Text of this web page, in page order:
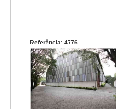
Referência: 4776